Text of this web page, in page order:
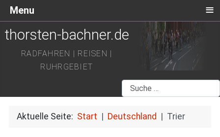
thorsten-bachner.de
RADFAHREN | REISEN |
RUHRGEBIET
Suchen
Aktuelle Seite: Start Deutschland Trier
Menu ≡